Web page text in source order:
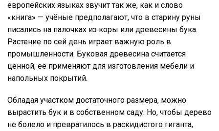
европейских языках звучит так же, как и слово
«книга» — учёные предполагают, что в старину руны
писались на палочках из коры или древесины бука.
Растение по сей день играет важную роль в
промышленности. Буковая древесина считается
ценной, её применяют для изготовления мебели и
напольных покрытий.
Обладая участком достаточного размера, можно
вырастить бук и в собственном саду. Но, чтобы дерево
не болело и превратилось в раскидистого гиганта,